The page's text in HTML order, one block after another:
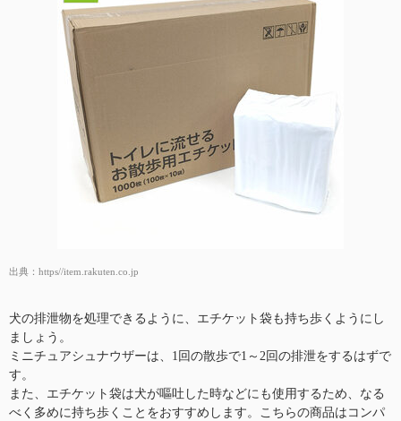
出典： https//item.rakuten.co.jp
犬の排泄物を処理できるように、エチケット袋も持ち歩くようにし
ましょう。
ミニチュアシュナウザーは、1回の散歩で1～2回の排泄をするはずで
す。
また、エチケット袋は犬が嘔吐した時などにも使用するため、なる
べく多めに持ち歩くことをおすすめします。こちらの商品はコンパ